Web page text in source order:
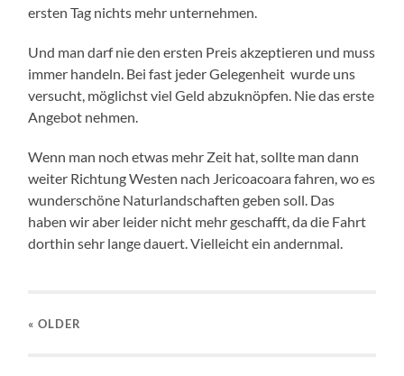
ers­ten Tag nichts mehr unternehmen.
Und man darf nie den ers­ten Preis akzep­tie­ren und muss
immer han­deln. Bei fast jeder Gele­gen­heit wur­de uns
ver­sucht, mög­lichst viel Geld abzu­knöp­fen. Nie das ers­te
Ange­bot nehmen.
Wenn man noch etwas mehr Zeit hat, soll­te man dann
wei­ter Rich­tung Wes­ten nach Jer­i­coa­co­ara fah­ren, wo es
wun­der­schö­ne Natur­land­schaf­ten geben soll. Das
haben wir aber lei­der nicht mehr geschafft, da die Fahrt
dort­hin sehr lan­ge dau­ert. Viel­leicht ein andernmal.
« OLDER